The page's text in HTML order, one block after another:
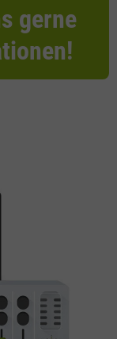
gerne